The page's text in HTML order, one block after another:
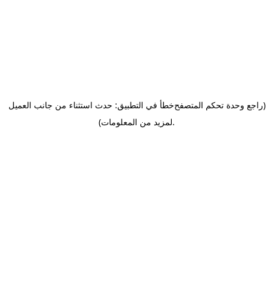
خطأ في التطبيق: حدث استثناء من جانب العميل(راجع وحدة تحكم المتصفح
لمزيد من المعلومات).